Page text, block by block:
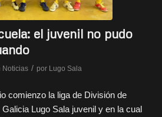
el juvenil no pudo
Noticias / por Lugo Sala
comienzo la liga de División de
Lugo Sala juvenil y en la cual